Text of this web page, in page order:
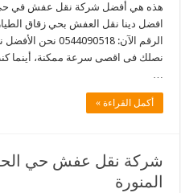
هذه هي أفضل شركة نقل عفش في حي
افضل دينا نقل العفش بحي زقاق
الرقم الآن:
…
أكمل القراءة »
شركة نقل عفش حي
المنورة